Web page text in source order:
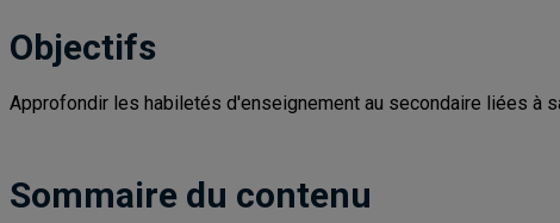
Objectifs
Approfondir les habiletés d'enseignement au secondaire liées à
Sommaire du contenu